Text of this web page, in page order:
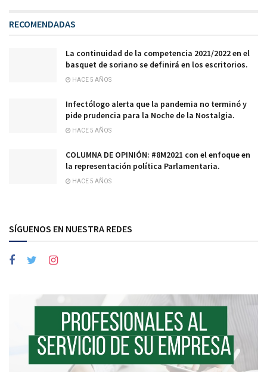
RECOMENDADAS
La continuidad de la competencia 2021/2022 en el
basquet de soriano se definirá en los escritorios.
HACE 5 AÑOS
Infectólogo alerta que la pandemia no terminó y
pide prudencia para la Noche de la Nostalgia.
HACE 5 AÑOS
COLUMNA DE OPINIÓN: #8M2021 con el enfoque en
la representación política Parlamentaria.
HACE 5 AÑOS
SÍGUENOS EN NUESTRA REDES